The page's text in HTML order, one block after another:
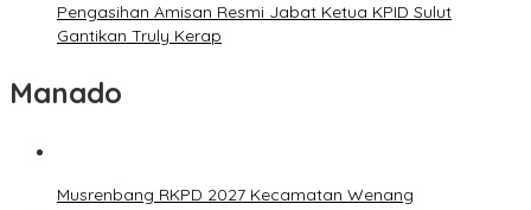
Pengasihan Amisan Resmi Jabat Ketua KPID Sulut
Gantikan Truly Kerap
Manado
Musrenbang RKPD 2027 Kecamatan Wenang